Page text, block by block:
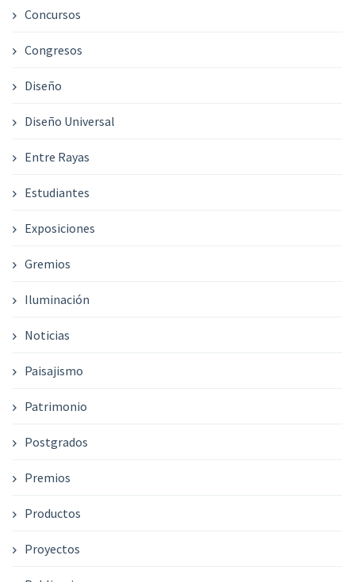
Concursos
Congresos
Diseño
Diseño Universal
Entre Rayas
Estudiantes
Exposiciones
Gremios
Iluminación
Noticias
Paisajismo
Patrimonio
Postgrados
Premios
Productos
Proyectos